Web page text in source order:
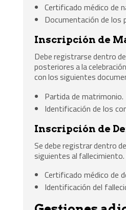
Certificado médico de
Documentación de los
Inscripción de
Debe registrarse dentro
posteriores a la
con los siguientes
Partida de matrimonio.
Identificación de los
Inscripción de
Se debe registrar dentro
siguientes al fallecimiento.
Certificado médico de
Identificación del